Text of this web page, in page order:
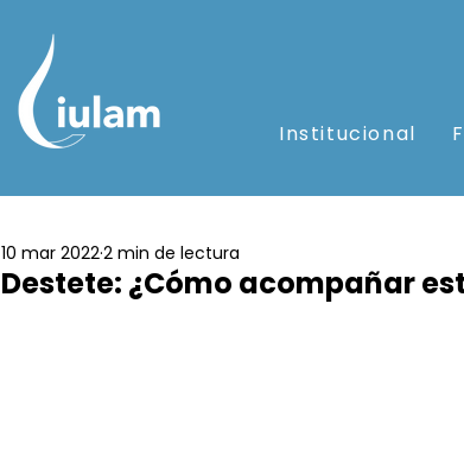
Institucional
Destete: ¿Cómo acompañar
10 mar 20222 min de lectura